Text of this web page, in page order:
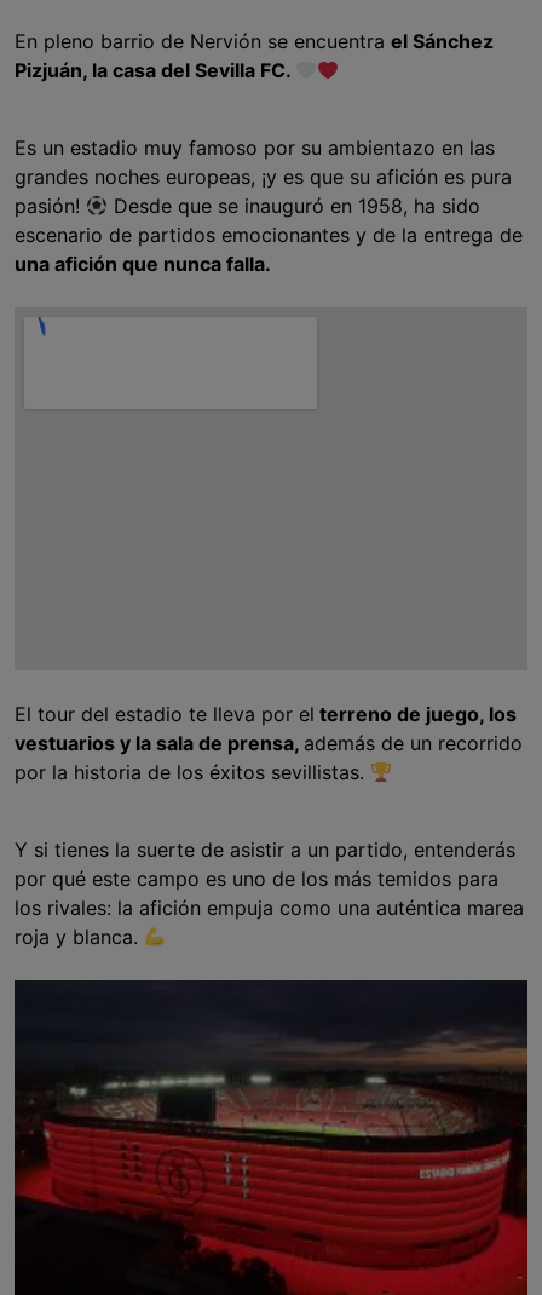
En pleno barrio de Nervión se encuentra el Sánchez
Pizjuán, la casa del Sevilla FC.
Es un estadio muy famoso por su ambientazo en las
grandes noches europeas, ¡y es que su afición es pura
pasión!
Desde que se inauguró en 1958, ha sido
escenario de partidos emocionantes y de la entrega de
una afición que nunca falla.
El tour del estadio te lleva por el terreno de juego, los
vestuarios y la sala de prensa, además de un recorrido
por la historia de los éxitos sevillistas.
Y si tienes la suerte de asistir a un partido, entenderás
por qué este campo es uno de los más temidos para
los rivales: la afición empuja como una auténtica marea
roja y blanca.